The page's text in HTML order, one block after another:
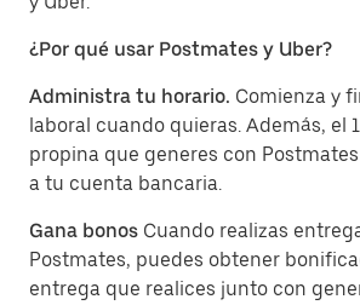
¿Por qué usar Postmates y Uber?
Administra tu horario. Comienza y
laboral cuando quieras. Además, el
propina que generes con
a tu cuenta bancaria.
Gana bonos Cuando realizas
Postmates, puedes obtener
entrega que realices junto con